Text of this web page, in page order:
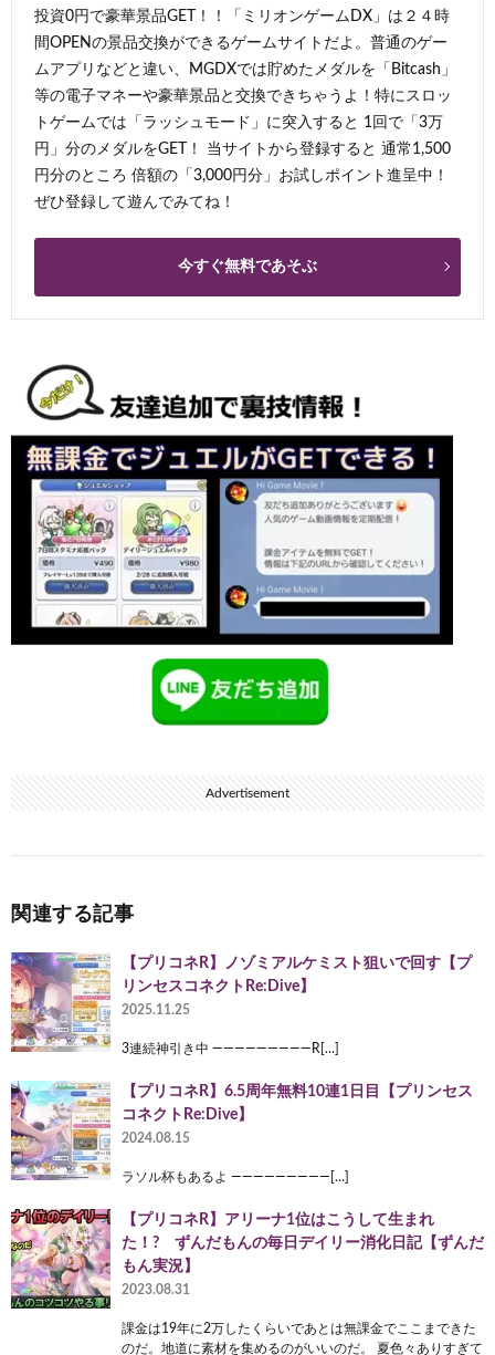
投資0円で豪華景品GET！！「ミリオンゲームDX」は２４時
間OPENの景品交換ができるゲームサイトだよ。普通のゲー
ムアプリなどと違い、MGDXでは貯めたメダルを「Bitcash」
等の電子マネーや豪華景品と交換できちゃうよ！特にスロッ
トゲームでは「ラッシュモード」に突入すると 1回で「3万
円」分のメダルをGET！ 当サイトから登録すると 通常1,500
円分のところ 倍額の「3,000円分」お試しポイント進呈中！
ぜひ登録して遊んでみてね！
今すぐ無料であそぶ
Advertisement
関連する記事
【プリコネR】ノゾミアルケミスト狙いで回す【プ
リンセスコネクトRe:Dive】
2025.11.25
3連続神引き中 —————————R[…]
【プリコネR】6.5周年無料10連1日目【プリンセス
コネクトRe:Dive】
2024.08.15
ラソル杯もあるよ —————————[…]
【プリコネR】アリーナ1位はこうして生まれ
た！? ずんだもんの毎日デイリー消化日記【ずんだ
もん実況】
2023.08.31
課金は19年に2万したくらいであとは無課金でここまできた
のだ。地道に素材を集めるのがいいのだ。 夏色々ありすぎて